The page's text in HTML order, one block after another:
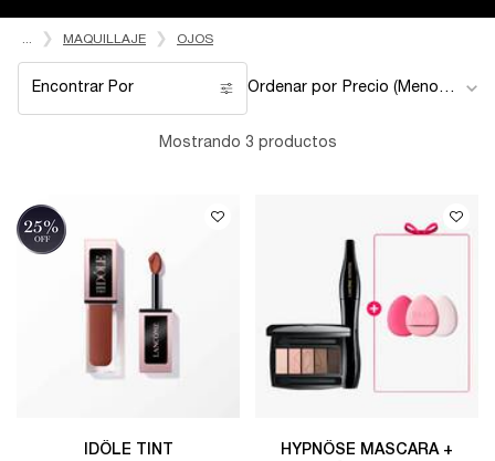
MAQUILLAJE OJOS
Encontrar Por
Filters menu
Ordenar por
Mostrando 3 productos
IDÔLE TINT
HYPNÔSE MASCARA +